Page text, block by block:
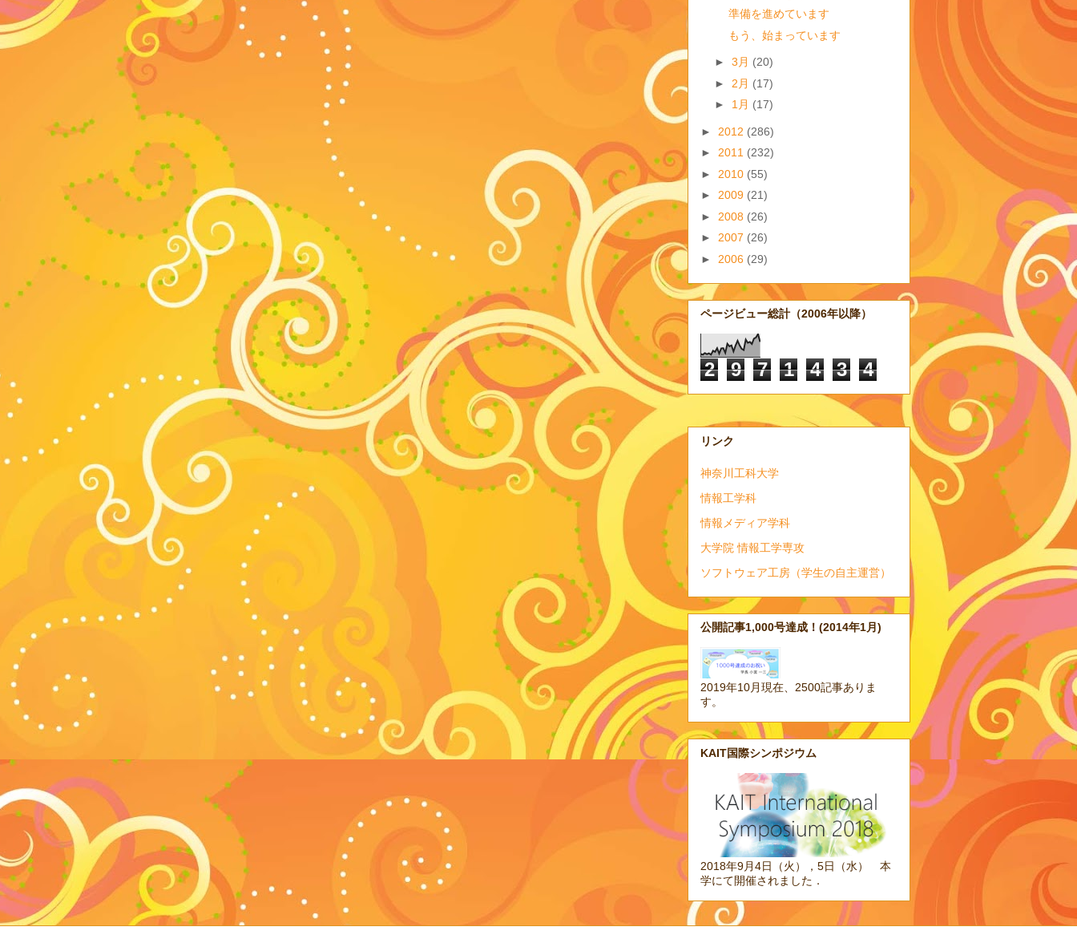
準備を進めています
もう、始まっています
► 3月 (20)
► 2月 (17)
► 1月 (17)
► 2012 (286)
► 2011 (232)
► 2010 (55)
► 2009 (21)
► 2008 (26)
► 2007 (26)
► 2006 (29)
ページビュー総計（2006年以降）
2 9 7 1 4 3 4
リンク
神奈川工科大学
情報工学科
情報メディア学科
大学院 情報工学専攻
ソフトウェア工房（学生の自主運営）
公開記事1,000号達成！(2014年1月)
2019年10月現在、2500記事ありま
す。
KAIT国際シンポジウム
2018年9月4日（火），5日（水） 本
学にて開催されました．